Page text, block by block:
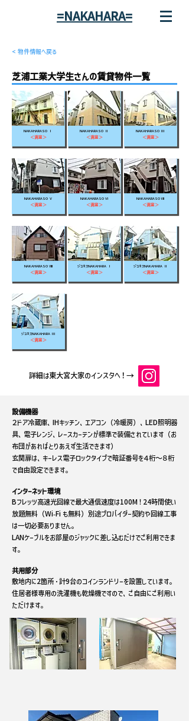
=NAKAHARA=
< 物件情報へ戻る
芝浦工業大学生さんの賃貸物件一覧
NAKAHARASO Ⅰ
＜満室＞
NAKAHARASO Ⅴ
＜満室＞
NAKAHARASO Ⅷ
＜満室＞
ジュネスNAKAHARA Ⅲ
＜満室＞
NAKAHARASO Ⅱ
＜満室＞
NAKAHARASO Ⅵ
＜満室＞
ジュネスNAKAHARA Ⅰ
＜満室＞
NAKAHARASO Ⅲ
＜満室＞
NAKAHARASO Ⅶ
＜満室＞
ジュネスNAKAHARA Ⅱ
＜満室＞
詳細は東大宮大家のインスタへ！→
設備機器
２ドア冷蔵庫、IHキッチン、エアコン（冷暖房）、LED照明器
具、電子レンジ、レースカーテンが標準で装備されています（お
布団があればとりあえず生活できます）
玄関扉は、キーレス電子ロックタイプで暗証番号を４桁～８桁
で自由設定できます。
インターネット環境
Bフレッツ高速光回線で最大通信速度は100M！24時間使い
放題無料（Wi-Fi も無料）別途プロバイダー契約や回線工事
は一切必要ありません。
LANケーブルをお部屋のジャックに差し込むだけでご利用できま
す。
共用部分
敷地内に2箇所・計9台のコインランドリーを設置しています。
住居者様専用の洗濯機も乾燥機ですので、ご自由にご利用い
ただけます。